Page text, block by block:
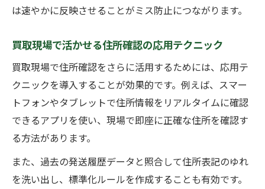
は速やかに反映させることがミス防止につながります。
買取現場で活かせる住所確認の応用テクニック
買取現場で住所確認をさらに活用するためには、応用テ
クニックを導入することが効果的です。例えば、スマー
トフォンやタブレットで住所情報をリアルタイムに確認
できるアプリを使い、現場で即座に正確な住所を確認す
る方法があります。
また、過去の発送履歴データと照合して住所表記のゆれ
を洗い出し、標準化ルールを作成することも有効です。